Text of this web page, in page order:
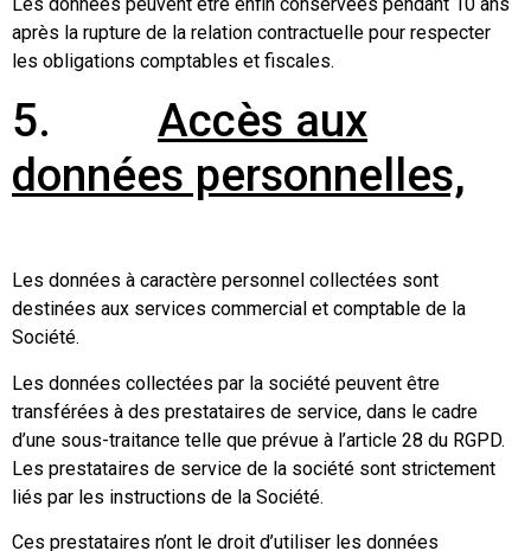
Les données peuvent être enfin conservées pendant 10 ans
après la rupture de la relation contractuelle pour respecter
les obligations comptables et fiscales.
5. Accès aux
données personnelles,
Les données à caractère personnel collectées sont
destinées aux services commercial et comptable de la
Société.
Les données collectées par la société peuvent être
transférées à des prestataires de service, dans le cadre
d’une sous-traitance telle que prévue à l’article 28 du RGPD.
Les prestataires de service de la société sont strictement
liés par les instructions de la Société.
Ces prestataires n’ont le droit d’utiliser les données